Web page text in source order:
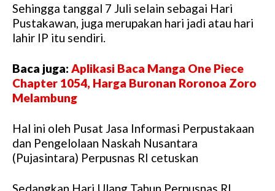
Sehingga tanggal 7 Juli selain sebagai Hari
Pustakawan, juga merupakan hari jadi atau hari
lahir IP itu sendiri.
Baca juga: Aplikasi Baca Manga One Piece
Chapter 1054, Harga Buronan Roronoa Zoro
Melambung
Hal ini oleh Pusat Jasa Informasi Perpustakaan
dan Pengelolaan Naskah Nusantara
(Pujasintara) Perpusnas RI cetuskan
Sedangkan Hari Ulang Tahun Perpusnas RI